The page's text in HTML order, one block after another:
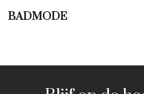
BADMODE